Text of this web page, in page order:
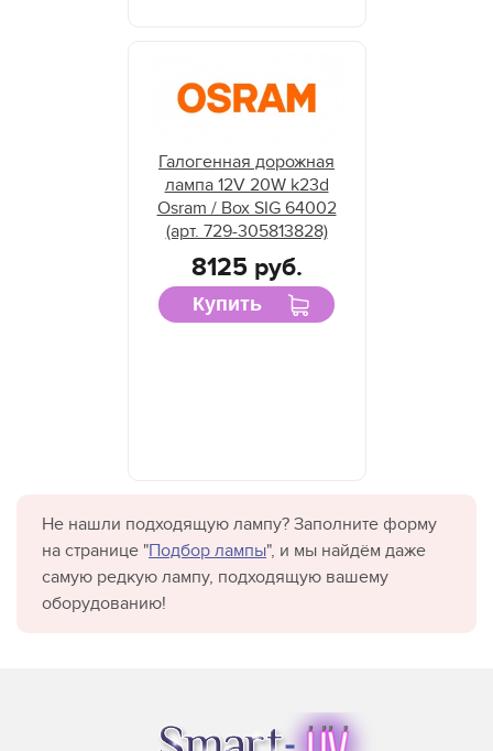
Галогенная дорожная
лампа 12V 20W k23d
Osram / Box SIG 64002
(арт. 729-305813828)
8125 руб.
Купить
Не нашли подходящую лампу? Заполните форму
на странице "Подбор лампы", и мы найдём даже
самую редкую лампу, подходящую вашему
оборудованию!